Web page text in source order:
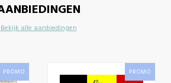
Bekijk alle aanbiedingen
PROMO PROMO